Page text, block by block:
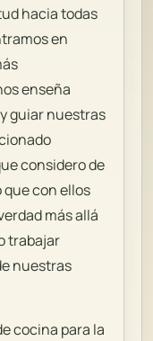
hacia todas
en
enseña
guiar nuestras
considero de
que con ellos
más allá
trabajar
nuestras
cocina para la